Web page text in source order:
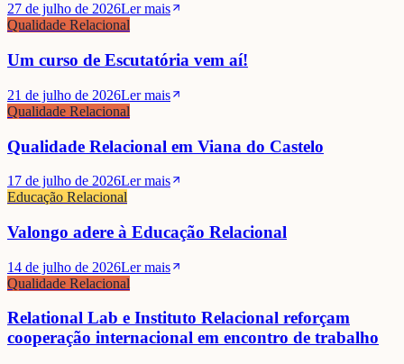
27 de julho de 2026Ler mais
Qualidade Relacional
Um curso de Escutatória vem aí!
21 de julho de 2026Ler mais
Qualidade Relacional
Qualidade Relacional em Viana do Castelo
17 de julho de 2026Ler mais
Educação Relacional
Valongo adere à Educação Relacional
14 de julho de 2026Ler mais
Qualidade Relacional
Relational Lab e Instituto Relacional reforçam
cooperação internacional em encontro de trabalho